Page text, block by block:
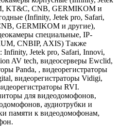
KT&C, CNB, GERMIKOM и
(Infinity, Jetek pro, Safari,
GERMIKOM и другие),
специальные, IP-
CNBIP, AXIS) Также
Infinity, Jetek pro, Safari, Innovi,
AV tech, видеосерверы Ewclid,
Panda, , видеорегистраторы
видеорегистраторы Vidigi,
RVI.
для видеодомофонов,
аудиотрубки и
памяти к видеодомофонам,